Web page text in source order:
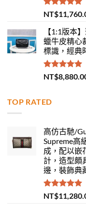
評分5.00
滿分 5
NT$
【1:1版本
蠟牛皮精心
標識，經典
評分 5.00
滿分 5
NT$
TOP RATED
高仿古馳/
Supreme高
成，配以嵌
計，造型頗
邊，裝飾典
評分5.00
滿分 5
NT$